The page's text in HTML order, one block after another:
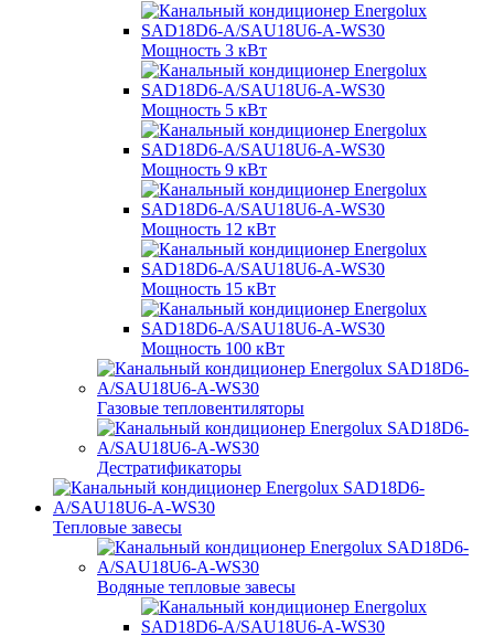
Мощность 3 кВт
Мощность 5 кВт
Мощность 9 кВт
Мощность 12 кВт
Мощность 15 кВт
Мощность 100 кВт
Газовые тепловентиляторы
Дестратификаторы
Тепловые завесы
Водяные тепловые завесы